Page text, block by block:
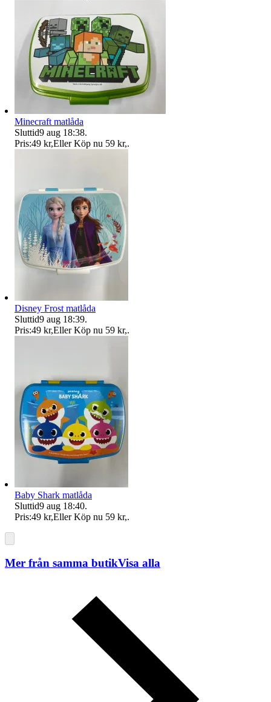
Minecraft matlåda
Sluttid9 aug 18:38.
Pris:49 kr,Eller Köp nu 59 kr,.
Disney Frost matlåda
Sluttid9 aug 18:39.
Pris:49 kr,Eller Köp nu 59 kr,.
Baby Shark matlåda
Sluttid9 aug 18:40.
Pris:49 kr,Eller Köp nu 59 kr,.
Mer från samma butikVisa alla